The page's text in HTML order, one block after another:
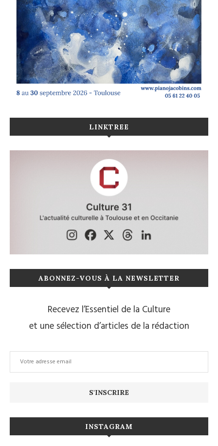
LINKTREE
ABONNEZ-VOUS À LA NEWSLETTER
Recevez l’Essentiel de la Culture
et une sélection d’articles de la rédaction
INSTAGRAM